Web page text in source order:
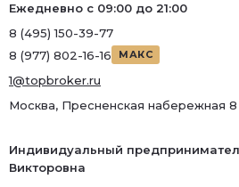
Ежедневно с 09:00 до 21:00
8 (495) 150-39-77
8 (977) 802-16-16
МАКС
1@topbroker.ru
Москва, Пресненская набережная 8
Индивидуальный
Викторовна